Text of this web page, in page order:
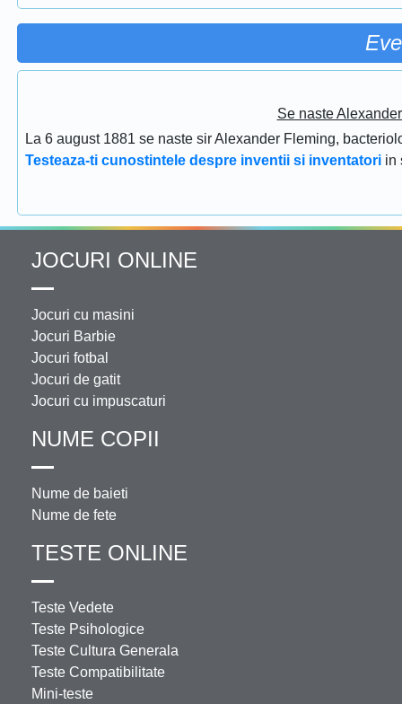
Se naste
La 6 august 1881 se naste sir Alexander Fleming,
Testeaza-ti cunostintele despre inventii si inventatori in
JOCURI ONLINE
Jocuri cu masini
Jocuri Barbie
Jocuri fotbal
Jocuri de gatit
Jocuri cu impuscaturi
NUME COPII
Nume de baieti
Nume de fete
TESTE ONLINE
Teste Vedete
Teste Psihologice
Teste Cultura Generala
Teste Compatibilitate
Mini-teste